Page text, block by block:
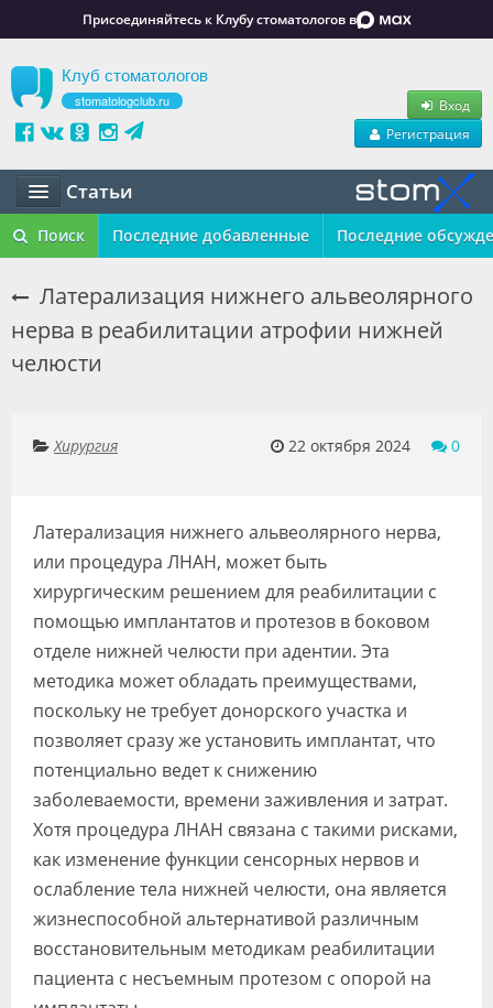
Присоединяйтесь к Клубу стоматологов в
Клуб стоматологов
stomatologclub.ru
Вход
Регистрация
Статьи
Статьи
Обучение
Вакансии
Форум
Клиники
Специалисты
Галерея
Блоги
Лаборатории
Поиск Последние добавленные Последние
Латерализация нижнего альвеолярного
нерва в реабилитации атрофии нижней
челюсти
Хирургия 22 октября 2024 0
Латерализация нижнего альвеолярного нерва,
или процедура ЛНАН, может быть
хирургическим решением для реабилитации с
помощью имплантатов и протезов в боковом
отделе нижней челюсти при адентии. Эта
методика может обладать преимуществами,
поскольку не требует донорского участка и
позволяет сразу же установить имплантат, что
потенциально ведет к снижению
заболеваемости, времени заживления и затрат.
Хотя процедура ЛНАН связана с такими рисками,
как изменение функции сенсорных нервов и
ослабление тела нижней челюсти, она является
жизнеспособной альтернативой различным
восстановительным методикам реабилитации
пациента с несъемным протезом с опорой на